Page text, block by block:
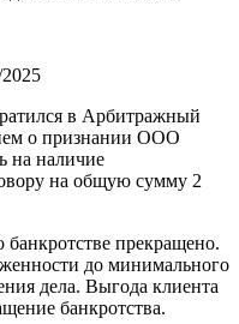
в Арбитражный
о признании ООО
на наличие
на общую сумму 2
прекращено.
до минимального
дела. Выгода клиента
банкротства.